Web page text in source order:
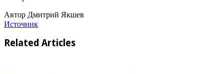
Автор Дмитрий Якшев
Источник
Related Articles